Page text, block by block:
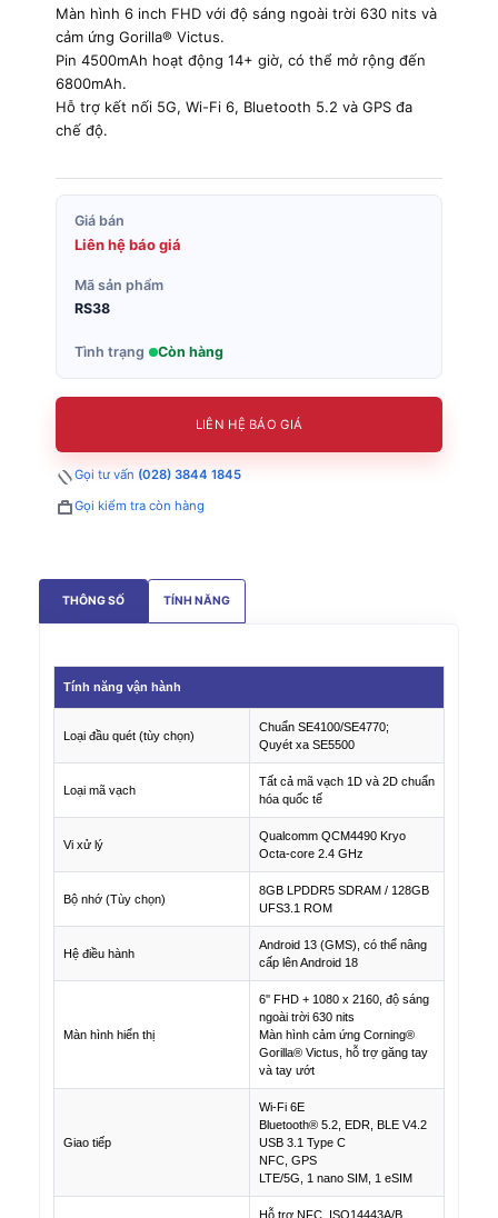
Màn hình 6 inch FHD với độ sáng ngoài trời 630 nits và
cảm ứng Gorilla® Victus.
Pin 4500mAh hoạt động 14+ giờ, có thể mở rộng đến
6800mAh.
Hỗ trợ kết nối 5G, Wi-Fi 6, Bluetooth 5.2 và GPS đa
chế độ.
Giá bán
Liên hệ báo giá
Mã sản phẩm
RS38
Tình trạng Còn hàng
LIÊN HỆ BÁO GIÁ
Gọi tư vấn (028) 3844 1845
Gọi kiểm tra còn hàng
THÔNG SỐ TÍNH NĂNG
Tính năng vận hành
Loại đầu quét (tùy chọn)
Chuẩn SE4100/SE4770;
Quyét xa SE5500
Loại mã vạch
Tất cả mã vạch 1D và 2D chuẩn
hóa quốc tế
Vi xử lý
Qualcomm QCM4490 Kryo
Octa-core 2.4 GHz
Bộ nhớ (Tùy chọn)
8GB LPDDR5 SDRAM / 128GB
UFS3.1 ROM
Hệ điều hành
Android 13 (GMS), có thể nâng
cấp lên Android 18
Màn hình hiển thị
6'' FHD + 1080 x 2160, độ sáng
ngoài trời 630 nits
Màn hình cảm ứng Corning®
Gorilla® Victus, hỗ trợ găng tay
và tay ướt
Giao tiếp
Wi-Fi 6E
Bluetooth® 5.2, EDR, BLE V4.2
USB 3.1 Type C
NFC, GPS
LTE/5G, 1 nano SIM, 1 eSIM
Hỗ trợ NFC, ISO14443A/B,